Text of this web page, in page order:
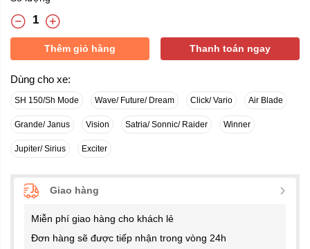
Thêm giỏ hàng Thanh toán ngay
Dùng cho xe:
SH 150/Sh Mode Wave/ Future/ Dream Click/ Vario Air Blade
Grande/ Janus Vision Satria/ Sonnic/ Raider Winner
Jupiter/ Sirius Exciter
Giao hàng
Miễn phí giao hàng cho khách lẻ
Đơn hàng sẽ được tiếp nhận trong vòng 24h